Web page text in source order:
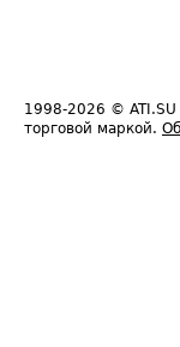
1998-2026 ©
торговой маркой.